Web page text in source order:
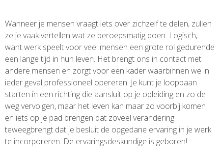
Wanneer je mensen vraagt iets over zichzelf te delen, zullen
ze je vaak vertellen wat ze beroepsmatig doen. Logisch,
want werk speelt voor veel mensen een grote rol gedurende
een lange tijd in hun leven. Het brengt ons in contact met
andere mensen en zorgt voor een kader waarbinnen we in
ieder geval professioneel opereren. Je kunt je loopbaan
starten in een richting die aansluit op je opleiding en zo de
weg vervolgen, maar het leven kan maar zo voorbij komen
en iets op je pad brengen dat zoveel verandering
teweegbrengt dat je besluit de opgedane ervaring in je werk
te incorporeren. De ervaringsdeskundige is geboren!